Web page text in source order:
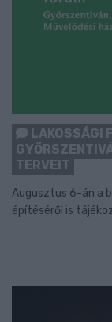
LAKOSSÁGI
TERVEIT
Augusztus 6-án a
építéséről is